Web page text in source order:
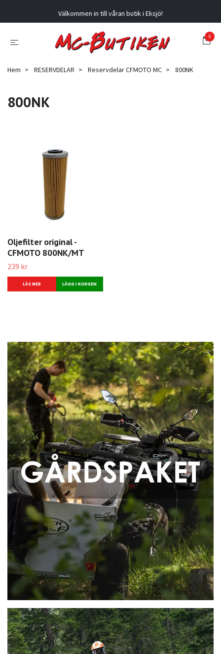
Välkommen in till våran butik i Eksjö!
0
Hem RESERVDELAR Reservdelar CFMOTO MC 800NK
800NK
Oljefilter original -
CFMOTO 800NK/MT
239 kr
LÄS MER